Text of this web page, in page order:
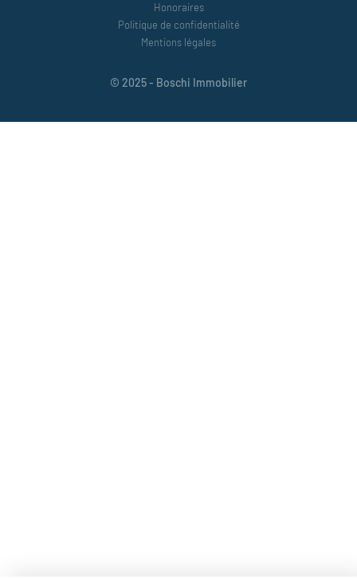
Honoraires
Politique de confidentialité
Mentions légales
© 2025 - Boschi Immobilier